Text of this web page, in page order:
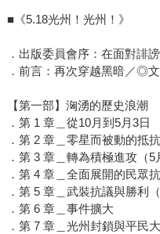
■《5.18光州！光州！》
．出版委員會序：在面對誹
．前言：再次穿越黑暗／◎
【第一部】洶湧的歷史浪潮
．第 1 章＿從10月到5月3日
．第 2 章＿零星而被動的抵
．第 3 章＿轉為積極進攻（5
．第 4 章＿全面展開的民眾
．第 5 章＿武裝抗議與勝利
．第 6 章＿事件擴大
．第 7 章＿光州封鎖與平民